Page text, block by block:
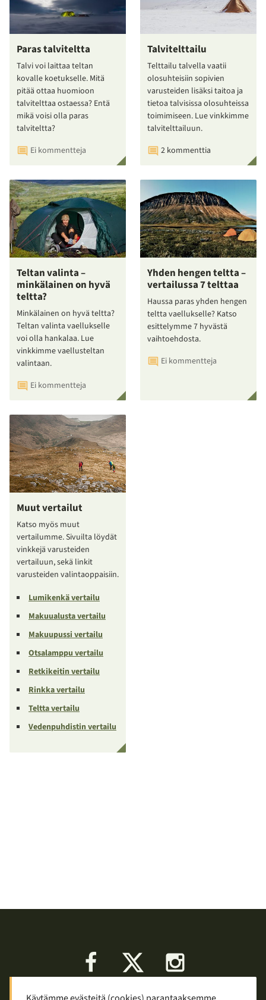
Paras talviteltta
Talvi voi laittaa teltan
kovalle koetukselle. Mitä
pitää ottaa huomioon
talvitelttaa ostaessa? Entä
mikä voisi olla paras
talviteltta?
Ei kommentteja
Talvitelttailu
Telttailu talvella vaatii
olosuhteisiin sopivien
varusteiden lisäksi taitoa ja
tietoa talvisissa olosuhteissa
toimimiseen. Lue vinkkimme
talvitelttailuun.
2 kommenttia
Teltan valinta –
minkälainen on hyvä
teltta?
Minkälainen on hyvä teltta?
Teltan valinta vaellukselle
voi olla hankalaa. Lue
vinkkimme vaellusteltan
valintaan.
Ei kommentteja
Yhden hengen teltta –
vertailussa 7 telttaa
Haussa paras yhden hengen
teltta vaellukselle? Katso
esittelymme 7 hyvästä
vaihtoehdosta.
Ei kommentteja
Muut vertailut
Katso myös muut
vertailumme. Sivuilta löydät
vinkkejä varusteiden
vertailuun, sekä linkit
varusteiden valintaoppaisiin.
Lumikenkä vertailu
Makuualusta vertailu
Makuupussi vertailu
Otsalamppu vertailu
Retkikeitin vertailu
Rinkka vertailu
Teltta vertailu
Vedenpuhdistin vertailu
Facebook